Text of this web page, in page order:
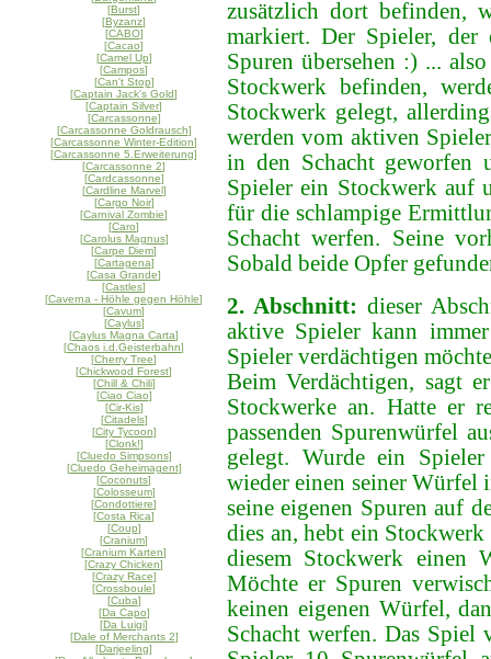
[Burst]
[Byzanz]
[CABO]
[Cacao]
[Camel Up]
[Campos]
[Can't Stop]
[Captain Jack's Gold]
[Captain Silver]
[Carcassonne]
[Carcassonne Goldrausch]
[Carcassonne Winter-Edition]
[Carcassonne 5.Erweiterung]
[Carcassonne 2]
[Cardcassonne]
[Cardline Marvel]
[Cargo Noir]
[Carnival Zombie]
[Caro]
[Carolus Magnus]
[Carpe Diem]
[Cartagena]
[Casa Grande]
[Castles]
[Caverna - Höhle gegen Höhle]
[Cavum]
[Caylus]
[Caylus Magna Carta]
[Chaos i.d.Geisterbahn]
[Cherry Tree]
[Chickwood Forest]
[Chill & Chili]
[Ciao Ciao]
[Cir-Kis]
[Citadels]
[City Tycoon]
[Clonk!]
[Cluedo Simpsons]
[Cluedo Geheimagent]
[Coconuts]
[Colosseum]
[Condottiere]
[Costa Rica]
[Coup]
[Cranium]
[Cranium Karten]
[Crazy Chicken]
[Crazy Race]
[Crossboule]
[Cuba]
[Da Capo]
[Da Luigi]
[Dale of Merchants 2]
[Darjeeling]
zusätzlich dort befinden,
markiert. Der Spieler, der
Spuren übersehen :) ...
Stockwerk befinden,
Stockwerk gelegt,
werden vom aktiven
in den Schacht geworfen
Spieler ein Stockwerk auf
für die schlampige
Schacht werfen. Seine
Sobald beide Opfer
2. Abschnitt: dieser
aktive Spieler kann
Spieler verdächtigen
Beim Verdächtigen, sagt
Stockwerke an. Hatte er
passenden Spurenwürfel
gelegt. Wurde ein
wieder einen seiner Würfel
seine eigenen Spuren auf
dies an, hebt ein
diesem Stockwerk einen
Möchte er Spuren
keinen eigenen Würfel,
Schacht werfen. Das Spiel